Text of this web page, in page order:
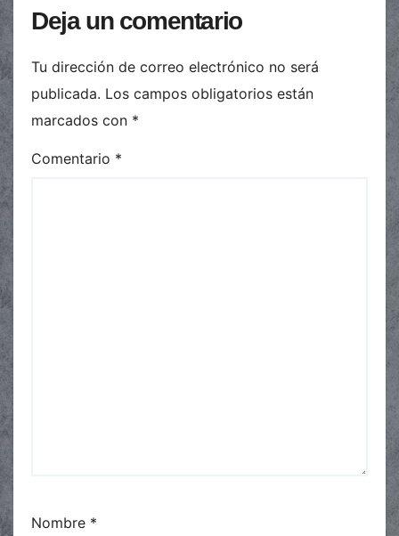
Deja un comentario
Tu dirección de correo electrónico no será
publicada. Los campos obligatorios están
marcados con *
Comentario *
Nombre *